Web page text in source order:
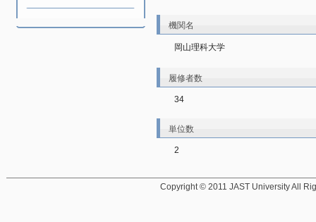
機関名
岡山理科大学
履修者数
34
単位数
2